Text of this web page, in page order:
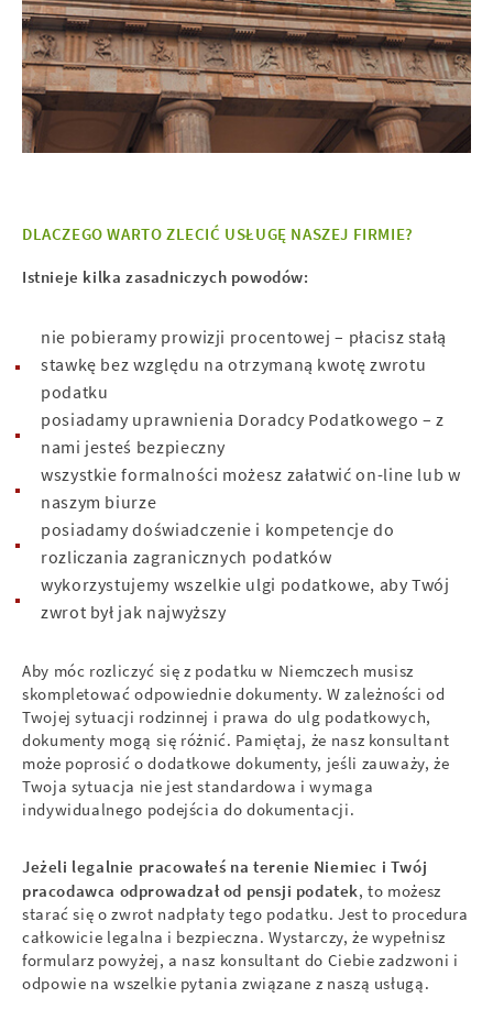
DLACZEGO WARTO ZLECIĆ USŁUGĘ NASZEJ FIRMIE?
Istnieje kilka zasadniczych powodów:
nie pobieramy prowizji procentowej – płacisz stałą
stawkę bez względu na otrzymaną kwotę zwrotu
podatku
posiadamy uprawnienia Doradcy Podatkowego – z
nami jesteś bezpieczny
wszystkie formalności możesz załatwić on-line lub w
naszym biurze
posiadamy doświadczenie i kompetencje do
rozliczania zagranicznych podatków
wykorzystujemy wszelkie ulgi podatkowe, aby Twój
zwrot był jak najwyższy
Aby móc rozliczyć się z podatku w Niemczech musisz
skompletować odpowiednie dokumenty. W zależności od
Twojej sytuacji rodzinnej i prawa do ulg podatkowych,
dokumenty mogą się różnić. Pamiętaj, że nasz konsultant
może poprosić o dodatkowe dokumenty, jeśli zauważy, że
Twoja sytuacja nie jest standardowa i wymaga
indywidualnego podejścia do dokumentacji.
Jeżeli legalnie pracowałeś na terenie Niemiec i Twój
pracodawca odprowadzał od pensji podatek, to możesz
starać się o zwrot nadpłaty tego podatku. Jest to procedura
całkowicie legalna i bezpieczna. Wystarczy, że wypełnisz
formularz powyżej, a nasz konsultant do Ciebie zadzwoni i
odpowie na wszelkie pytania związane z naszą usługą.